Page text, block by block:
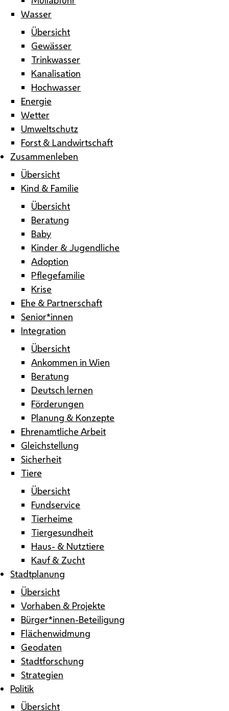
Wasser
Übersicht
Gewässer
Trinkwasser
Kanalisation
Hochwasser
Energie
Wetter
Umweltschutz
Forst & Landwirtschaft
Zusammenleben
Übersicht
Kind & Familie
Übersicht
Beratung
Baby
Kinder & Jugendliche
Adoption
Pflegefamilie
Krise
Ehe & Partnerschaft
Senior*innen
Integration
Übersicht
Ankommen in Wien
Beratung
Deutsch lernen
Förderungen
Planung & Konzepte
Ehrenamtliche Arbeit
Gleichstellung
Sicherheit
Tiere
Übersicht
Fundservice
Tierheime
Tiergesundheit
Haus- & Nutztiere
Kauf & Zucht
Stadtplanung
Übersicht
Vorhaben & Projekte
Bürger*innen-Beteiligung
Flächenwidmung
Geodaten
Stadtforschung
Strategien
Politik
Übersicht